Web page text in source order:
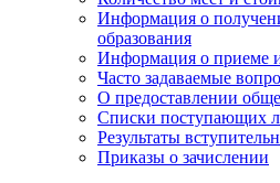
Информация о
образования
Информация о приеме
Часто задаваемые
О предоставлении
Списки поступающих
Результаты
Приказы о зачислении